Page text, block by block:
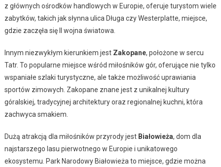
z głównych ośrodków handlowych w Europie, oferuje turystom wiele
zabytków, takich jak słynna ulica Długa czy Westerplatte, miejsce,
gdzie zaczęła się II wojna światowa.
Innym niezwykłym kierunkiem jest Zakopane, położone w sercu
Tatr. To popularne miejsce wśród miłośników gór, oferujące nie tylko
wspaniałe szlaki turystyczne, ale także możliwość uprawiania
sportów zimowych. Zakopane znane jest z unikalnej kultury
góralskiej, tradycyjnej architektury oraz regionalnej kuchni, która
zachwyca smakiem.
Dużą atrakcją dla miłośników przyrody jest Białowieża, dom dla
najstarszego lasu pierwotnego w Europie i unikatowego
ekosystemu. Park Narodowy Białowieża to miejsce, gdzie można